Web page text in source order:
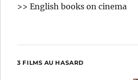
>> English books on cinema
3 FILMS AU HASARD